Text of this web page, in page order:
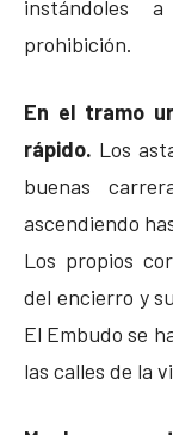
instándoles
prohibición.
En el tramo
rápido. Los
buenas
ascendiendo
Los propios
del encierro y
El Embudo se
las calles de la